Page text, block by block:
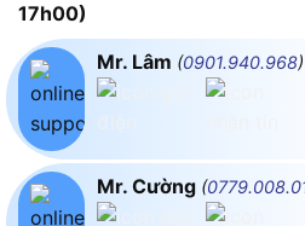
17h00)
Mr. Lâm (0901.940.968)
Mr. Cường (